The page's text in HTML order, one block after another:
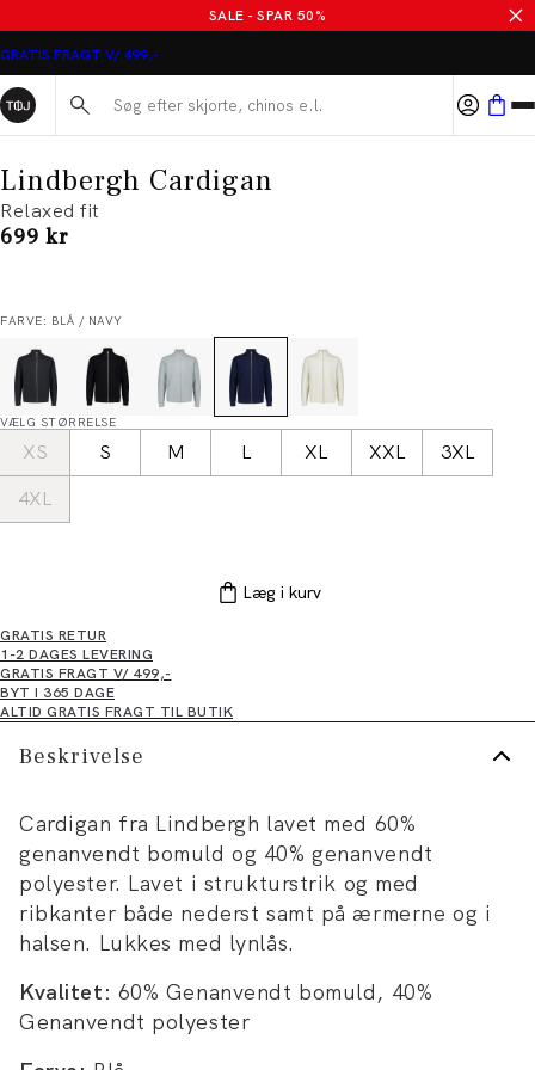
SALE - SPAR 50%
GRATIS FRAGT V/ 499,-
Søg her...
Lindbergh Cardigan
Relaxed fit
I alt (inkl. rabat)
699 kr
FARVE: BLÅ / NAVY
VÆLG STØRRELSE
XS S M L XL XXL
3XL
4XL
Læg i kurv
GRATIS RETUR
1-2 DAGES LEVERING
GRATIS FRAGT V/ 499,-
BYT I 365 DAGE
ALTID GRATIS FRAGT TIL BUTIK
Beskrivelse
Cardigan fra Lindbergh lavet med 60%
genanvendt bomuld og 40% genanvendt
polyester. Lavet i strukturstrik og med
ribkanter både nederst samt på ærmerne og i
halsen. Lukkes med lynlås.
Kvalitet: 60% Genanvendt bomuld, 40%
Genanvendt polyester